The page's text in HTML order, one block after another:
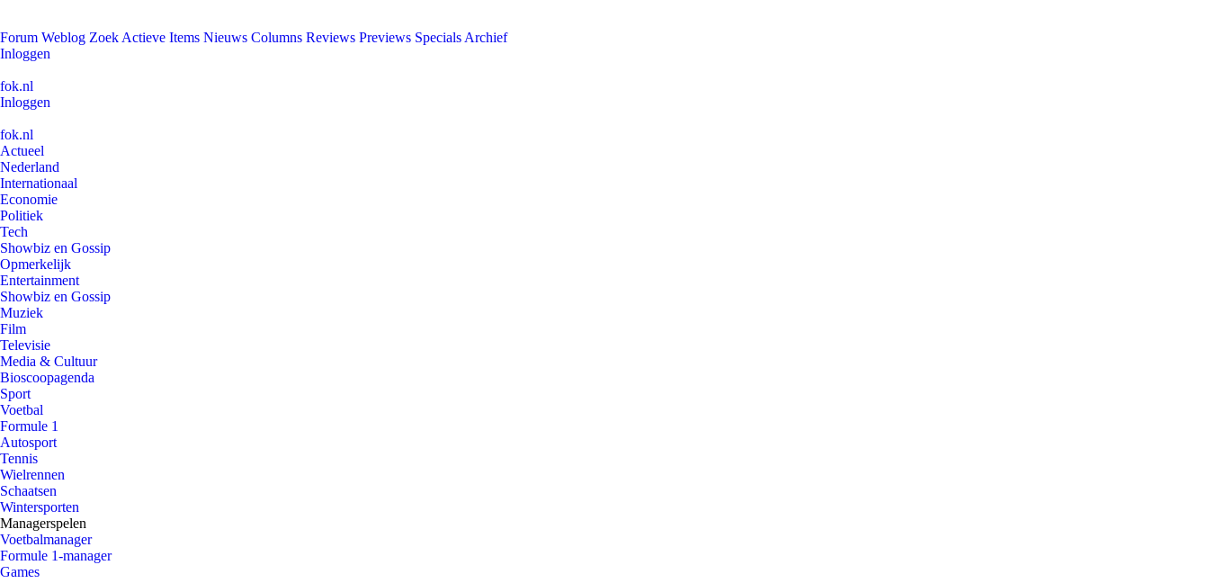
Forum Weblog Zoek Actieve Items Nieuws Columns Reviews Previews Specials Archief
Inloggen
fok.nl
Inloggen
fok.nl
Actueel
Nederland
Internationaal
Economie
Politiek
Tech
Showbiz en Gossip
Opmerkelijk
Entertainment
Showbiz en Gossip
Muziek
Film
Televisie
Media & Cultuur
Bioscoopagenda
Sport
Voetbal
Formule 1
Autosport
Tennis
Wielrennen
Schaatsen
Wintersporten
Managerspelen
Voetbalmanager
Formule 1-manager
Games